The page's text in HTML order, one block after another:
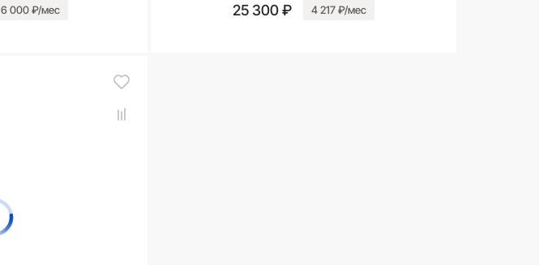
6 000 ₽/мес 25 300 ₽ 4 217 ₽/мес